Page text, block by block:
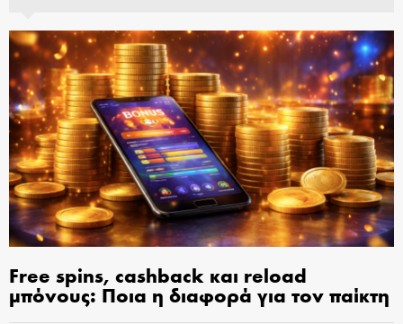
Free spins, cashback και reload
μπόνους: Ποια η διαφορά για τον παίκτη